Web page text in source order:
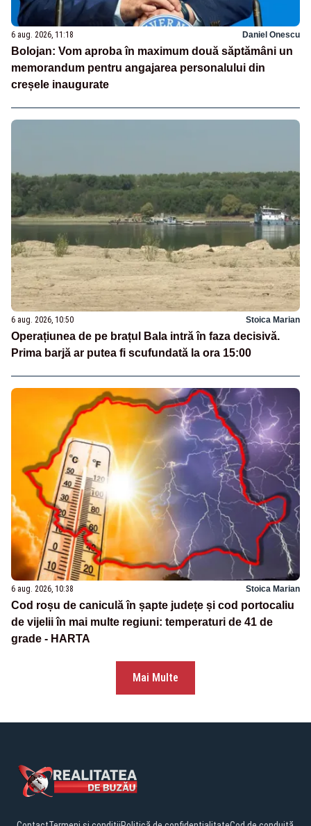
6 aug. 2026, 11:18 Daniel Onescu
Bolojan: Vom aproba în maximum două săptămâni un
memorandum pentru angajarea personalului din
creșele inaugurate
6 aug. 2026, 10:50 Stoica Marian
Operațiunea de pe brațul Bala intră în faza decisivă.
Prima barjă ar putea fi scufundată la ora 15:00
6 aug. 2026, 10:38 Stoica Marian
Cod roșu de caniculă în șapte județe și cod portocaliu
de vijelii în mai multe regiuni: temperaturi de 41 de
grade - HARTA
Mai Multe